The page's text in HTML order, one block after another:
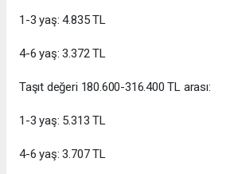
1-3 yaş: 4.835 TL
4-6 yaş: 3.372 TL
Taşıt değeri 180.600-316.400 TL arası:
1-3 yaş: 5.313 TL
4-6 yaş: 3.707 TL